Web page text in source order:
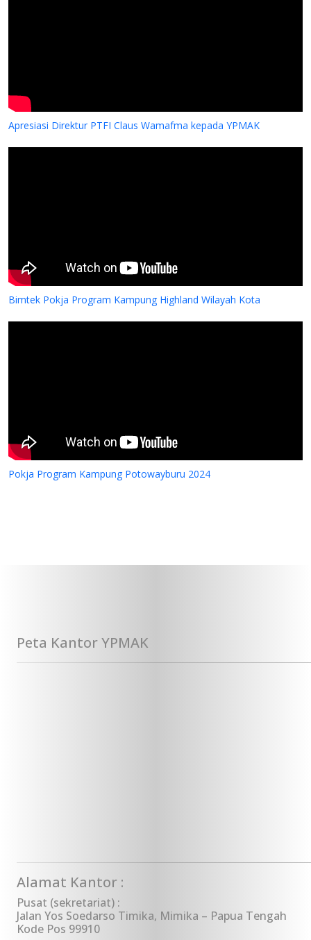
Apresiasi Direktur PTFI Claus Wamafma kepada YPMAK
Bimtek Pokja Program Kampung Highland Wilayah Kota
Pokja Program Kampung Potowayburu 2024
Peta Kantor YPMAK
Alamat Kantor :
Pusat (sekretariat) :
Jalan Yos Soedarso Timika, Mimika – Papua Tengah
Kode Pos 99910